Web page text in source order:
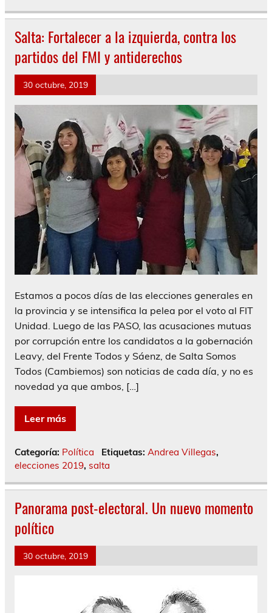
Salta: Fortalecer a la izquierda, contra los
partidos del FMI y antiderechos
30 octubre, 2019
Estamos a pocos días de las elecciones generales en
la provincia y se intensifica la pelea por el voto al FIT
Unidad. Luego de las PASO, las acusaciones mutuas
por corrupción entre los candidatos a la gobernación
Leavy, del Frente Todos y Sáenz, de Salta Somos
Todos (Cambiemos) son noticias de cada día, y no es
novedad ya que ambos, […]
Leer más
Categoría: Política Etiquetas: Andrea Villegas,
elecciones 2019, salta
Panorama post-electoral. Un nuevo momento
político
30 octubre, 2019